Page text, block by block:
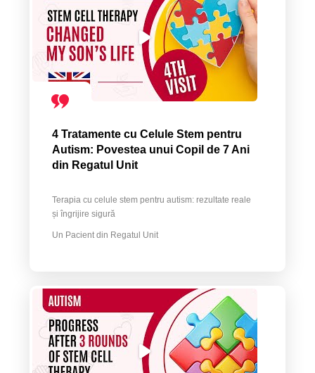
4 Tratamente cu Celule Stem pentru
Autism: Povestea unui Copil de 7 Ani
din Regatul Unit
Terapia cu celule stem pentru autism: rezultate reale
și îngrijire sigură
Un Pacient din Regatul Unit